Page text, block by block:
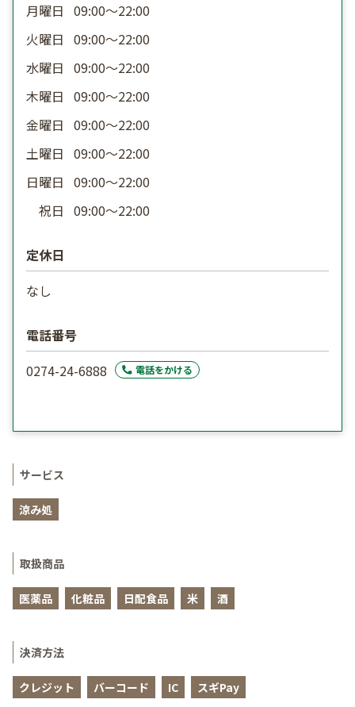
月曜日 09:00〜22:00
火曜日 09:00〜22:00
水曜日 09:00〜22:00
木曜日 09:00〜22:00
金曜日 09:00〜22:00
土曜日 09:00〜22:00
日曜日 09:00〜22:00
祝日 09:00〜22:00
定休日
なし
電話番号
0274-24-6888
電話をかける
サービス
涼み処
取扱商品
医薬品 化粧品 日配食品 米 酒
決済方法
クレジット バーコード IC スギPay